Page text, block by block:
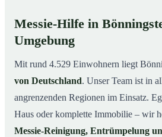
Messie-Hilfe in
Umgebung
Mit rund 4.529 Einwohnern liegt
von Deutschland. Unser Team ist in
angrenzenden Regionen im Einsatz.
Haus oder komplette Immobilie – wir
Messie-Reinigung, Entrümpelung